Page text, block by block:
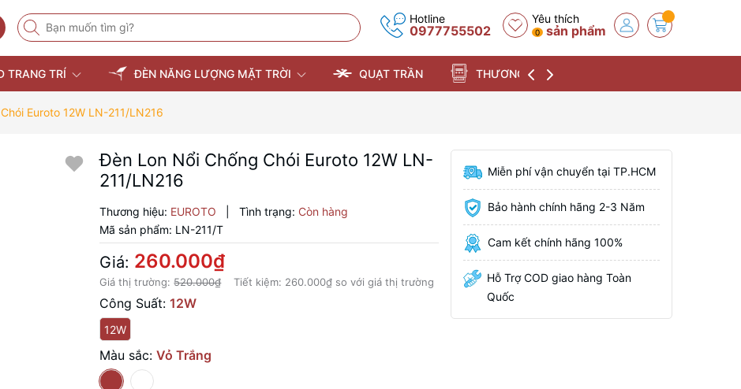
Hotline
0977755502
Yêu thích
0 sản phẩm
TRANG TRÍ ĐÈN NĂNG LƯỢNG MẶT TRỜI QUẠT TRẦN THƯƠNG HIỆU
Euroto 12W LN-211/LN216
Đèn Lon Nổi Chống Chói Euroto 12W LN-
211/LN216
Thương hiệu: EUROTO Tình trạng: Còn hàng
Mã sản phẩm: LN-211/T
Giá: 260.000₫
Giá thị trường:520.000₫ Tiết kiệm: 260.000₫ so với giá thị trường
Công Suất:12W
12W
Màu sắc:Vỏ Trắng
Miễn phí vận chuyển tại TP.HCM
Bảo hành chính hãng 2-3 Năm
Cam kết chính hãng 100%
Hỗ Trợ COD giao hàng Toàn
Quốc